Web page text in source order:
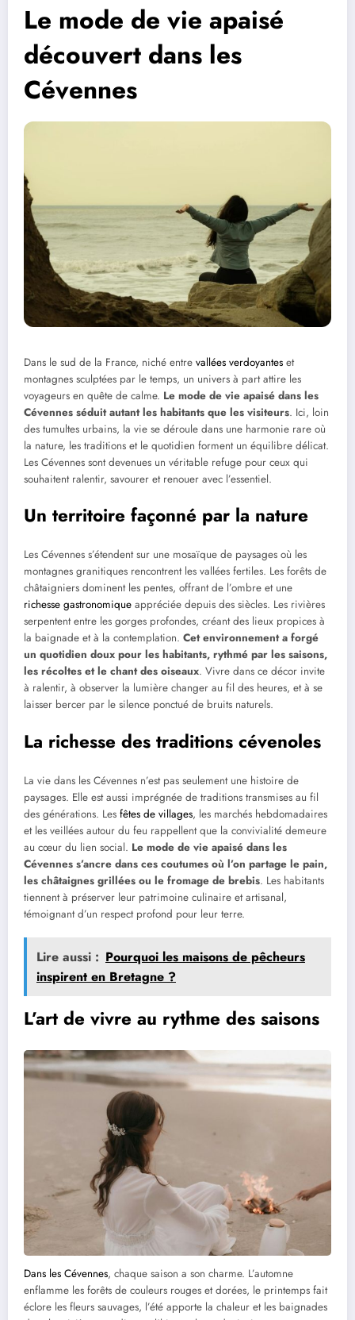
Le mode de vie apaisé
découvert dans les
Cévennes
Dans le sud de la France, niché entre vallées verdoyantes et
montagnes sculptées par le temps, un univers à part attire les
voyageurs en quête de calme. Le mode de vie apaisé dans les
Cévennes séduit autant les habitants que les visiteurs. Ici, loin
des tumultes urbains, la vie se déroule dans une harmonie rare où
la nature, les traditions et le quotidien forment un équilibre délicat.
Les Cévennes sont devenues un véritable refuge pour ceux qui
souhaitent ralentir, savourer et renouer avec l’essentiel.
Un territoire façonné par la nature
Les Cévennes s’étendent sur une mosaïque de paysages où les
montagnes granitiques rencontrent les vallées fertiles. Les forêts de
châtaigniers dominent les pentes, offrant de l’ombre et une
richesse gastronomique appréciée depuis des siècles. Les rivières
serpentent entre les gorges profondes, créant des lieux propices à
la baignade et à la contemplation. Cet environnement a forgé
un quotidien doux pour les habitants, rythmé par les saisons,
les récoltes et le chant des oiseaux. Vivre dans ce décor invite
à ralentir, à observer la lumière changer au fil des heures, et à se
laisser bercer par le silence ponctué de bruits naturels.
La richesse des traditions cévenoles
La vie dans les Cévennes n’est pas seulement une histoire de
paysages. Elle est aussi imprégnée de traditions transmises au fil
des générations. Les fêtes de villages, les marchés hebdomadaires
et les veillées autour du feu rappellent que la convivialité demeure
au cœur du lien social. Le mode de vie apaisé dans les
Cévennes s’ancre dans ces coutumes où l’on partage le pain,
les châtaignes grillées ou le fromage de brebis. Les habitants
tiennent à préserver leur patrimoine culinaire et artisanal,
témoignant d’un respect profond pour leur terre.
Lire aussi : Pourquoi les maisons de pêcheurs
inspirent en Bretagne ?
L’art de vivre au rythme des saisons
Dans les Cévennes, chaque saison a son charme. L’automne
enflamme les forêts de couleurs rouges et dorées, le printemps fait
éclore les fleurs sauvages, l’été apporte la chaleur et les baignades